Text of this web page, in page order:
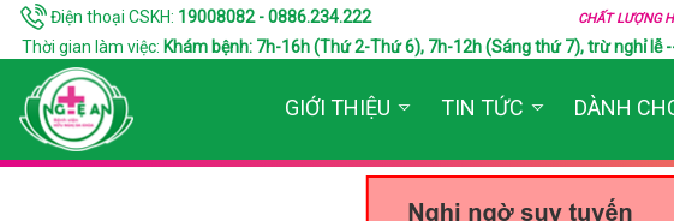
Điện thoại CSKH: 19008082 - 0886.234.222 CHẤT LƯỢNG
Thời gian làm việc: Khám bệnh: 7h-16h (Thứ 2-Thứ 6), 7h-12h (Sáng thứ 7), trừ nghỉ lễ
GIỚI THIỆU TIN TỨC DÀNH